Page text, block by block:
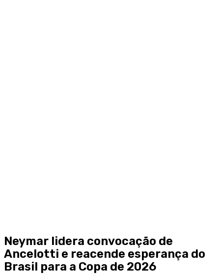
Neymar lidera convocação de
Ancelotti e reacende esperança do
Brasil para a Copa de 2026